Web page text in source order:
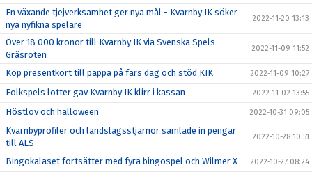
En växande tjejverksamhet ger nya mål - Kvarnby IK söker
nya nyfikna spelare
2022-11-20 13:13
Över 18 000 kronor till Kvarnby IK via Svenska Spels
Gräsroten
2022-11-09 11:52
Köp presentkort till pappa på fars dag och stöd KIK 2022-11-09 10:27
Folkspels lotter gav Kvarnby IK klirr i kassan 2022-11-02 13:55
Höstlov och halloween 2022-10-31 09:05
Kvarnbyprofiler och landslagsstjärnor samlade in pengar
till ALS
2022-10-28 10:51
Bingokalaset fortsätter med fyra bingospel och Wilmer X 2022-10-27 08:24